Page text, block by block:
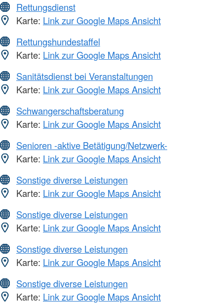
Rettungsdienst
Karte: Link zur Google Maps Ansicht
Rettungshundestaffel
Karte: Link zur Google Maps Ansicht
Sanitätsdienst bei Veranstaltungen
Karte: Link zur Google Maps Ansicht
Schwangerschaftsberatung
Karte: Link zur Google Maps Ansicht
Senioren -aktive Betätigung/Netzwerk-
Karte: Link zur Google Maps Ansicht
Sonstige diverse Leistungen
Karte: Link zur Google Maps Ansicht
Sonstige diverse Leistungen
Karte: Link zur Google Maps Ansicht
Sonstige diverse Leistungen
Karte: Link zur Google Maps Ansicht
Sonstige diverse Leistungen
Karte: Link zur Google Maps Ansicht